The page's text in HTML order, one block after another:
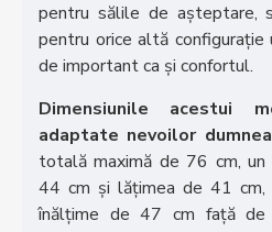
pentru sălile de așteptare,
pentru orice altă
de important ca și confortul.
Dimensiunile acestui
adaptate nevoilor
totală maximă de 76 cm, un
44 cm și lățimea de 41
înălțime de 47 cm față de